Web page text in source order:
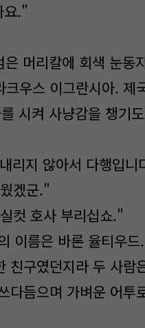
요."
머리칼에 회색 눈동
우스 이그란시아. 제
시켜 사냥감을 챙기
리지 않아서 다행입니
겠군."
컷 호사 부리십쇼."
이름은 바론 율티우
친구였던지라 두 사람
다듬으며 가벼운 어투